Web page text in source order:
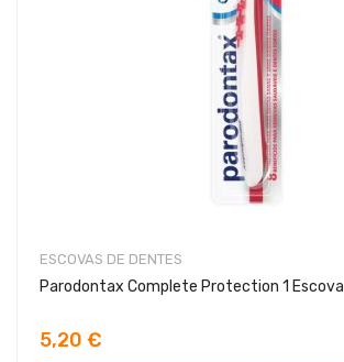
ESCOVAS DE DENTES
Parodontax Complete Protection 1 Escova
5,20 €